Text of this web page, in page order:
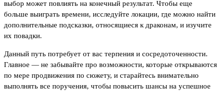
выбор может повлиять на конечный результат. Чтобы еще
больше выиграть времени, исследуйте локации, где можно найти
дополнительные подсказки, относящиеся к драконам, и изучите
их повадки.
Данный путь потребует от вас терпения и сосредоточенности.
Главное — не забывайте про возможности, которые открываются
по мере продвижения по сюжету, и старайтесь внимательно
выполнять все поручения, чтобы повысить шансы на успешное